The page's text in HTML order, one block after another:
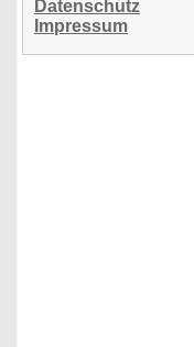
Datenschutz
Impressum